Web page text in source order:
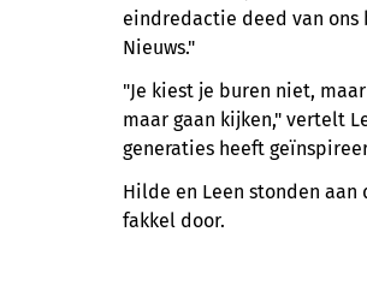
eindredactie deed van ons
Nieuws."
"Je kiest je buren niet,
maar gaan kijken," vertelt
generaties heeft
Hilde en Leen stonden aan
fakkel door.